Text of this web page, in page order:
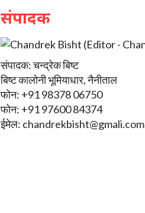
संपादक
संपादक: चन्द्रेक बिष्ट
बिष्ट कालोनी भूमियाधार, नैनीताल
फोन: +91 98378 06750
फोन: +91 97600 84374
ईमेल: chandrekbisht@gmali.com